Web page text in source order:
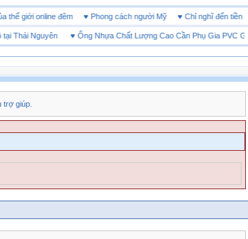
của thế giới online đêm ♥Phong cách người Mỹ ♥Chỉ nghĩ đến
Nguyên♥ Ống Nhựa Chất Lượng Cao Cần Phụ Gia PVC Gì?
giúp.